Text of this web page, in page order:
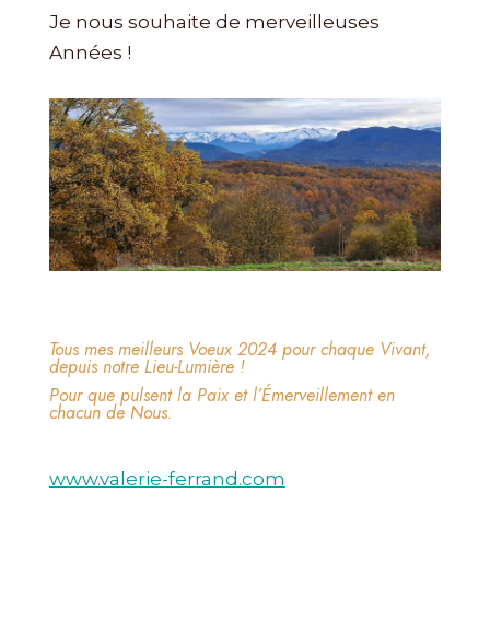
Je nous souhaite de merveilleuses
Années !
Tous mes meilleurs Voeux 2024 pour chaque Vivant,
depuis notre Lieu-Lumière !
Pour que pulsent la Paix et l’Émerveillement en
chacun de Nous.
www.valerie-ferrand.com